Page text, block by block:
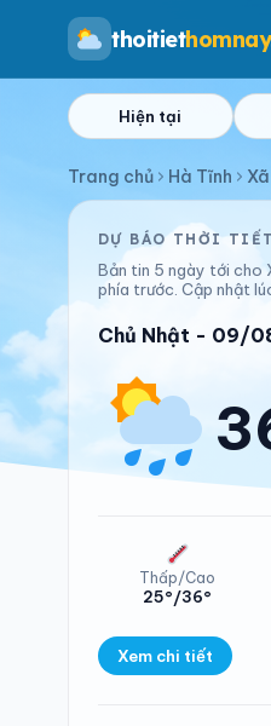
thoitiethomnay
Hiện tại
Trang chủ Hà Tĩnh
DỰ BÁO THỜI
Bản tin 5 ngày tới cho
phía trước. Cập nhật
Chủ Nhật - 09/
Thấp/Cao
25°/36°
Xem chi tiết